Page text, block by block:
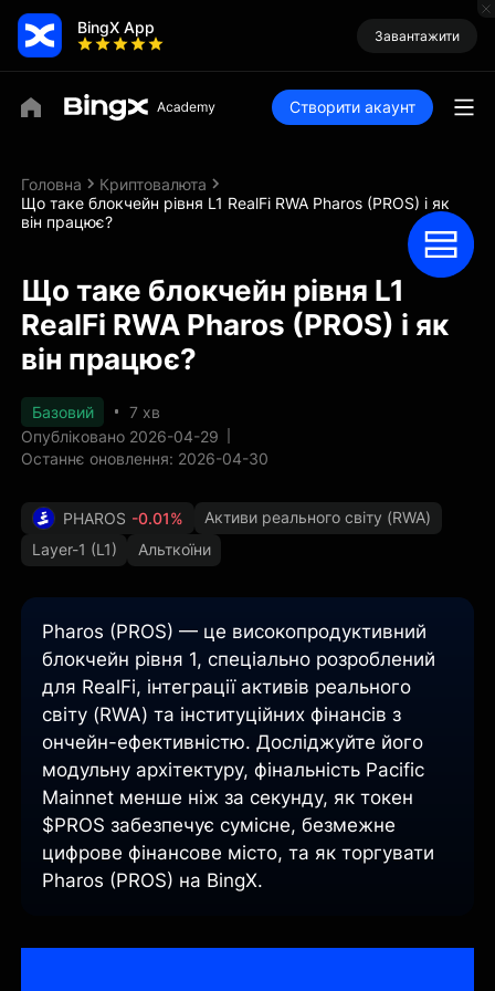
BingX App Завантажити
Створити акаунт
Головна
Криптовалюта
Що таке блокчейн рівня L1 RealFi RWA Pharos (PROS) і як
він працює?
Що таке блокчейн рівня L1
RealFi RWA Pharos (PROS) і як
він працює?
Базовий
7 хв
Опубліковано 2026-04-29
Останнє оновлення: 2026-04-30
PHAROS -0.01%
Активи реального світу (RWA)
Layer-1 (L1)
Альткоїни
Pharos (PROS) — це високопродуктивний
блокчейн рівня 1, спеціально розроблений
для RealFi, інтеграції активів реального
світу (RWA) та інституційних фінансів з
ончейн-ефективністю. Досліджуйте його
модульну архітектуру, фінальність Pacific
Mainnet менше ніж за секунду, як токен
$PROS забезпечує сумісне, безмежне
цифрове фінансове місто, та як торгувати
Pharos (PROS) на BingX.